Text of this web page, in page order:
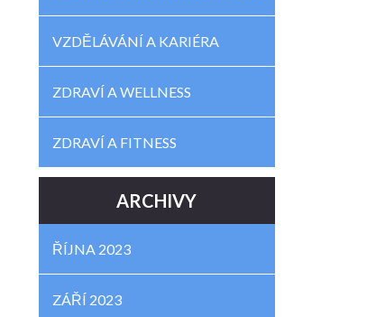
VZDĚLÁVÁNÍ A KARIÉRA
ZDRAVÍ A WELLNESS
ZDRAVÍ A FITNESS
ARCHIVY
ŘÍJNA 2023
ZÁŘÍ 2023